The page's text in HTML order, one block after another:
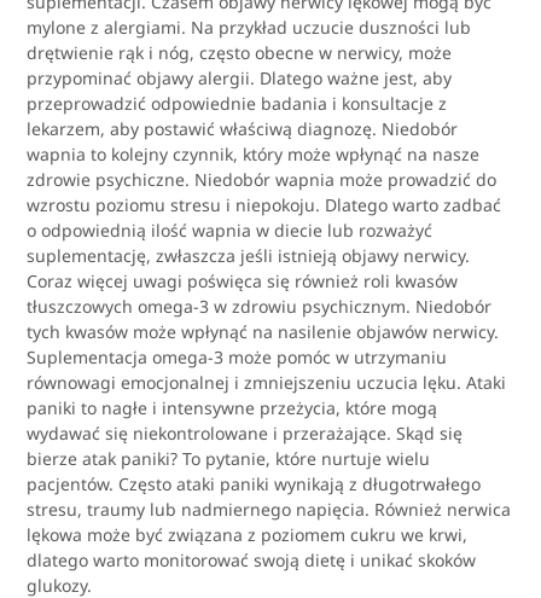
mylone z alergiami. Na przykład uczucie duszności lub
drętwienie rąk i nóg, często obecne w nerwicy, może
przypominać objawy alergii. Dlatego ważne jest, aby
przeprowadzić odpowiednie badania i konsultacje z
lekarzem, aby postawić właściwą diagnozę. Niedobór
wapnia to kolejny czynnik, który może wpłynąć na nasze
zdrowie psychiczne. Niedobór wapnia może prowadzić do
wzrostu poziomu stresu i niepokoju. Dlatego warto zadbać
o odpowiednią ilość wapnia w diecie lub rozważyć
suplementację, zwłaszcza jeśli istnieją objawy nerwicy.
Coraz więcej uwagi poświęca się również roli kwasów
tłuszczowych omega-3 w zdrowiu psychicznym. Niedobór
tych kwasów może wpłynąć na nasilenie objawów nerwicy.
Suplementacja omega-3 może pomóc w utrzymaniu
równowagi emocjonalnej i zmniejszeniu uczucia lęku. Ataki
paniki to nagłe i intensywne przeżycia, które mogą
wydawać się niekontrolowane i przerażające. Skąd się
bierze atak paniki? To pytanie, które nurtuje wielu
pacjentów. Często ataki paniki wynikają z długotrwałego
stresu, traumy lub nadmiernego napięcia. Również nerwica
lękowa może być związana z poziomem cukru we krwi,
dlatego warto monitorować swoją dietę i unikać skoków
glukozy.